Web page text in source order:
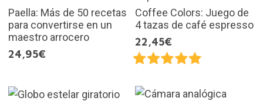
Paella: Más de 50 recetas
para convertirse en un
maestro arrocero
24,95€
Coffee Colors: Juego de
4 tazas de café espresso
22,45€